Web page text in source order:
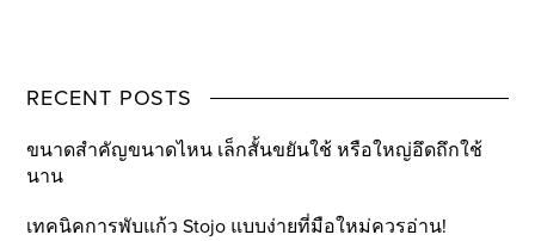
RECENT POSTS
ขนาดสำคัญขนาดไหน เล็กสั้นขยันใช้ หรือใหญ่อึดถึกใช้
นาน
เทคนิคการพับแก้ว Stojo แบบง่ายที่มือใหม่ควรอ่าน!